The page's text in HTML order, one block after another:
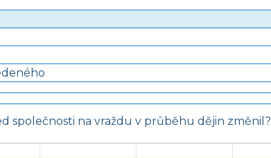
společnosti na vraždu v průběhu dějin změnil?